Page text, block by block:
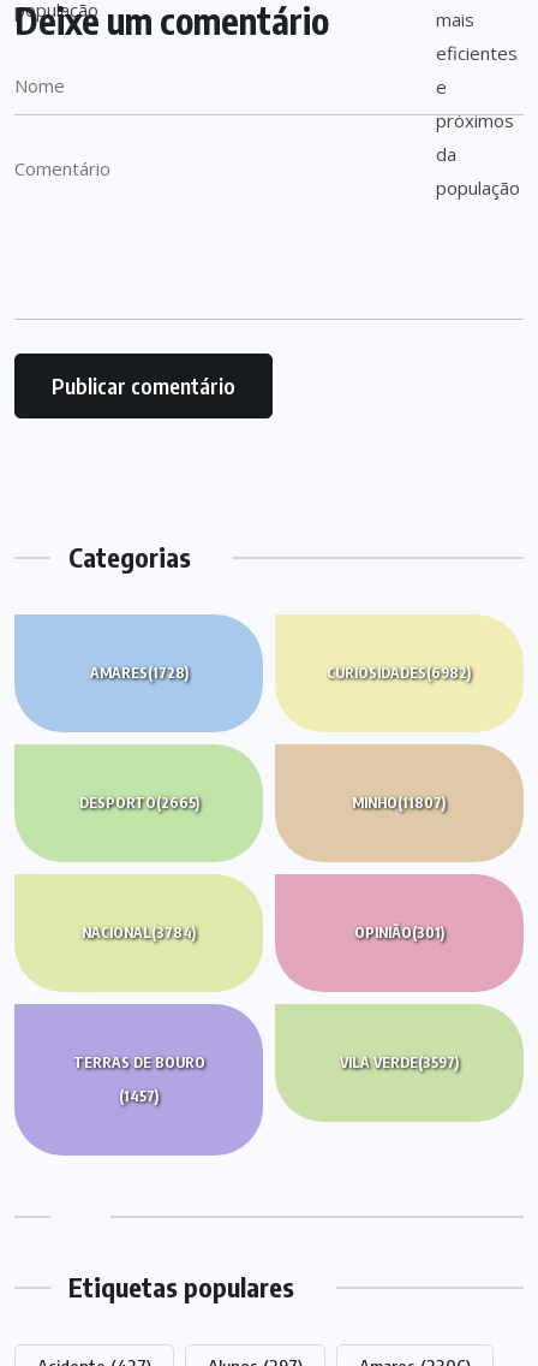
Deixe um comentário
Categorias
AMARES(1728) CURIOSIDADES(6982)
DESPORTO(2665) MINHO(11807)
NACIONAL(3784) OPINIÃO(301)
TERRAS DE BOURO
(1457)
VILA VERDE(3597)
Etiquetas populares